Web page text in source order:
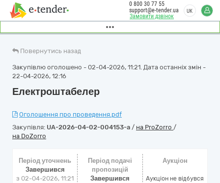
Замовити дзвінок
0 800 30 77 55
support@e-tender.ua
UK
Повернутись назад
Закупівлю оголошено - 02-04-2026, 11:21. Дата останніх змін -
22-04-2026, 12:16
Електроштабелер
Оголошення про проведення.pdf
Закупівля: UA-2026-04-02-004153-a / на ProZorro /
на DoZorro
Період уточнень
Завершився
з 02-04-2026, 11:21
Період подачі
пропозицій
Завершився
Аукціон
Аукціон не відбувся